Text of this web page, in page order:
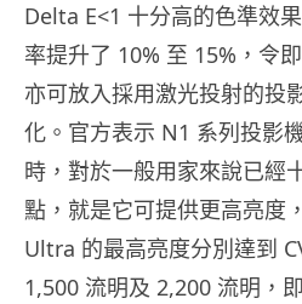
Delta E<1 十分高的色準效
率提升了 10% 至 15%，令
亦可放入採用激光投射的投
化。官方表示 N1 系列投影
時，對於一般用家來說已經
點，就是它可提供更高亮度
Ultra 的最高亮度分別達到
1,500 流明及 2,200 流明，